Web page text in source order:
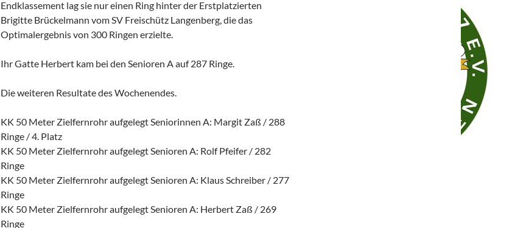
Endklassement lag sie nur einen Ring hinter der Erstplatzierten
Brigitte Brückelmann vom SV Freischütz Langenberg, die das
Optimalergebnis von 300 Ringen erzielte.
Ihr Gatte Herbert kam bei den Senioren A auf 287 Ringe.
Die weiteren Resultate des Wochenendes.
KK 50 Meter Zielfernrohr aufgelegt Seniorinnen A: Margit Zaß / 288
Ringe / 4. Platz
KK 50 Meter Zielfernrohr aufgelegt Senioren A: Rolf Pfeifer / 282
Ringe
KK 50 Meter Zielfernrohr aufgelegt Senioren A: Klaus Schreiber / 277
Ringe
KK 50 Meter Zielfernrohr aufgelegt Senioren A: Herbert Zaß / 269
Ringe